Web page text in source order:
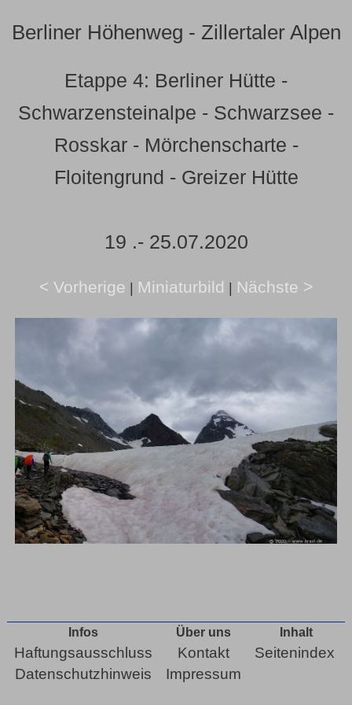
Berliner Höhenweg - Zillertaler Alpen
Etappe 4: Berliner Hütte -
Schwarzensteinalpe - Schwarzsee -
Rosskar - Mörchenscharte -
Floitengrund - Greizer Hütte
19 .- 25.07.2020
< Vorherige | Miniaturbild | Nächste >
Infos
Haftungsausschluss
Datenschutzhinweis
Über uns
Kontakt
Impressum
Inhalt
Seitenindex